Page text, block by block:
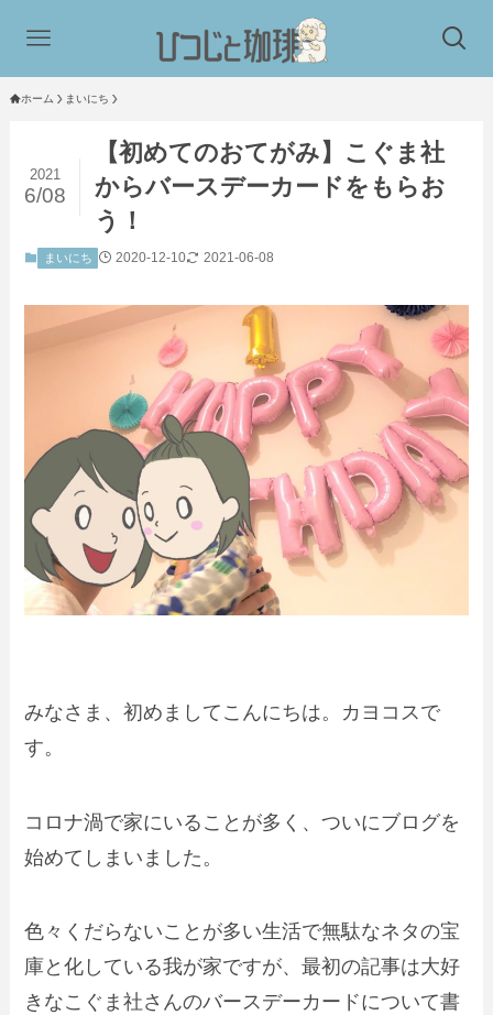
ホーム まいにち
【初めてのおてがみ】こぐま社
からバースデーカードをもらお
う！
2021
6/08
まいにち 2020-12-10 2021-06-08
みなさま、初めましてこんにちは。カヨコスで
す。
コロナ渦で家にいることが多く、ついにブログを
始めてしまいました。
色々くだらないことが多い生活で無駄なネタの宝
庫と化している我が家ですが、最初の記事は大好
きなこぐま社さんのバースデーカードについて書